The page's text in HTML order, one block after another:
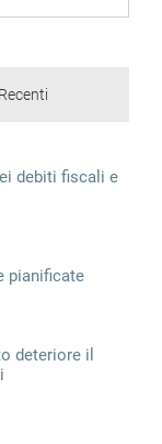
Recenti
debiti fiscali e
pianificate
deteriore il